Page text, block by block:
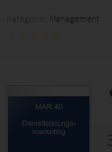
Management